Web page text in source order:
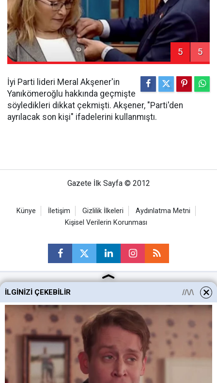
5 5
İyi Parti lideri Meral Akşener'in
Yanıkömeroğlu hakkında geçmişte
söyledikleri dikkat çekmişti. Akşener, "Parti'den
ayrılacak son kişi" ifadelerini kullanmıştı.
Gazete İlk Sayfa © 2012
Künye İletişim Gizlilik İlkeleri
Aydınlatma Metni
Kişisel Verilerin Korunması
Ankara Haberleri
Keçiören Haberleri
Altındağ Haberleri
Sincan Haberleri
Mamak Haberleri
İLGINIZI ÇEKEBILIR